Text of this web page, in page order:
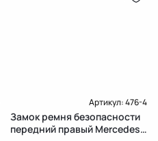
Артикул:476-4
Замок ремня безопасности
передний правый Mercedes-